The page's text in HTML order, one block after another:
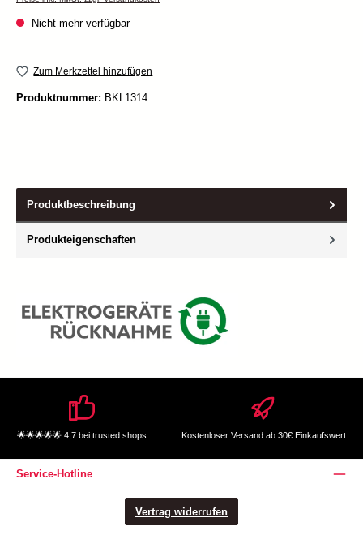
Nicht mehr verfügbar
Zum Merkzettel hinzufügen
Produktnummer: BKL1314
Produktbeschreibung
Produkteigenschaften
🌟🌟🌟🌟🌟 4,7 bei trusted shops Kostenloser Versand ab 30€ Einkaufswert
Service-Hotline
Vertrag widerrufen